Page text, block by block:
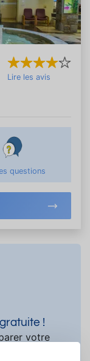
Lire les avis
questions
!
votre